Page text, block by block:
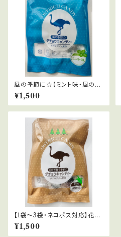
風の季節に☆【ミント味・風の季
節＋】パワーアップバージョン/
風の季節のダチョウキャンディー
(ミント味)
¥1,500
【1袋〜3袋・ネコポス対応】花粉
対策に年中オススメ!! パワーア
ップバージョン花粉が舞う季節
¥1,500